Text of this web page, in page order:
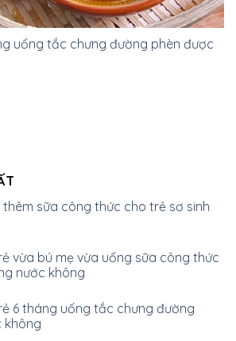
uống tắc chưng đường phèn được
sữa công thức cho trẻ sơ sinh
vừa bú mẹ vừa uống sữa công thức
nước không
6 tháng uống tắc chưng đường
không